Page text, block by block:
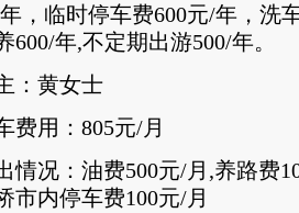
，临时停车费600元/年，洗
600/年,不定期出游500/年。
黄女士
用：805元/月
况：油费500元/月,养路费
市内停车费100元/月